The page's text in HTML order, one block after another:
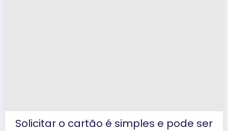
Solicitar o cartão é simples e pode ser